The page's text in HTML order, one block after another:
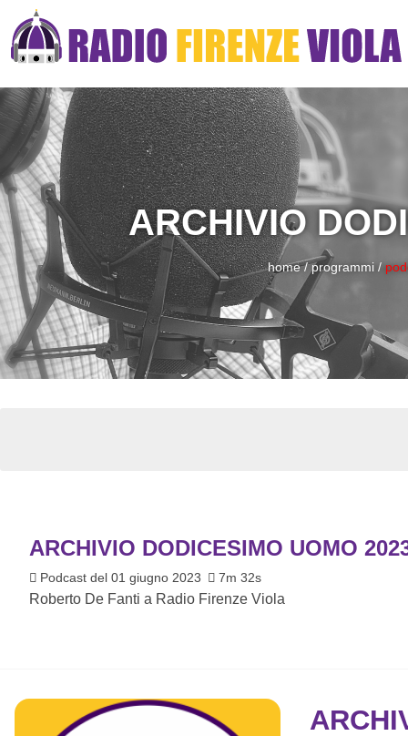
ARCHIVIO
home/programmi /
ARCHIVIO DODICESIMO UOMO
Podcast del 01 giugno 2023 7m 32s
Roberto De Fanti a Radio Firenze Viola